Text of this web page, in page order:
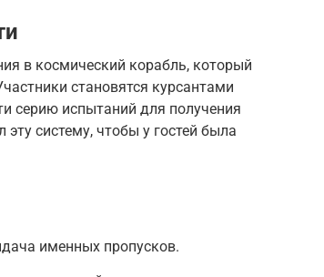
в космический корабль, который
становятся курсантами
серию испытаний для получения
систему, чтобы у гостей была
именных пропусков.